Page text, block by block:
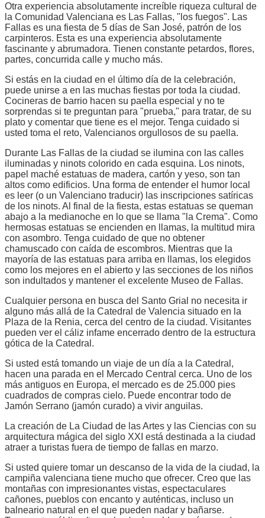
Otra experiencia absolutamente increíble riqueza cultural de
la Comunidad Valenciana es Las Fallas, "los fuegos". Las
Fallas es una fiesta de 5 días de San José, patrón de los
carpinteros. Esta es una experiencia absolutamente
fascinante y abrumadora. Tienen constante petardos, flores,
partes, concurrida calle y mucho más.
Si estás en la ciudad en el último día de la celebración,
puede unirse a en las muchas fiestas por toda la ciudad.
Cocineras de barrio hacen su paella especial y no te
sorprendas si te preguntan para "prueba," para tratar, de su
plato y comentar que tiene es el mejor. Tenga cuidado si
usted toma el reto, Valencianos orgullosos de su paella.
Durante Las Fallas de la ciudad se ilumina con las calles
iluminadas y ninots colorido en cada esquina. Los ninots,
papel maché estatuas de madera, cartón y yeso, son tan
altos como edificios. Una forma de entender el humor local
es leer (o un Valenciano traducir) las inscripciones satíricas
de los ninots. Al final de la fiesta, estas estatuas se queman
abajo a la medianoche en lo que se llama "la Crema". Como
hermosas estatuas se encienden en llamas, la multitud mira
con asombro. Tenga cuidado de que no obtener
chamuscado con caída de escombros. Mientras que la
mayoría de las estatuas para arriba en llamas, los elegidos
como los mejores en el abierto y las secciones de los niños
son indultados y mantener el excelente Museo de Fallas.
Cualquier persona en busca del Santo Grial no necesita ir
alguno más allá de la Catedral de Valencia situado en la
Plaza de la Renia, cerca del centro de la ciudad. Visitantes
pueden ver el cáliz infame encerrado dentro de la estructura
gótica de la Catedral.
Si usted está tomando un viaje de un día a la Catedral,
hacen una parada en el Mercado Central cerca. Uno de los
más antiguos en Europa, el mercado es de 25.000 pies
cuadrados de compras cielo. Puede encontrar todo de
Jamón Serrano (jamón curado) a vivir anguilas.
La creación de La Ciudad de las Artes y las Ciencias con su
arquitectura mágica del siglo XXI está destinada a la ciudad
atraer a turistas fuera de tiempo de fallas en marzo.
Si usted quiere tomar un descanso de la vida de la ciudad, la
campiña valenciana tiene mucho que ofrecer. Creo que las
montañas con impresionantes vistas, espectaculares
cañones, pueblos con encanto y auténticas, incluso un
balneario natural en el que pueden nadar y bañarse.